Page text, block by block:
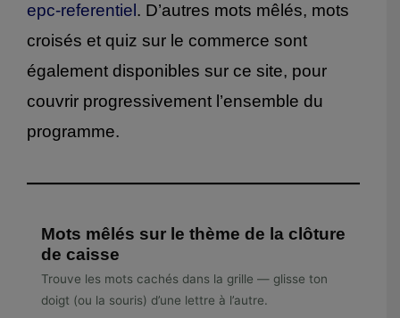
epc-referentiel . D’autres mots mêlés, mots
croisés et quiz sur le commerce sont
également disponibles sur ce site, pour
couvrir progressivement l’ensemble du
programme.
Mots mêlés sur le thème de la clôture
de caisse
Trouve les mots cachés dans la grille — glisse ton
doigt (ou la souris) d’une lettre à l’autre.